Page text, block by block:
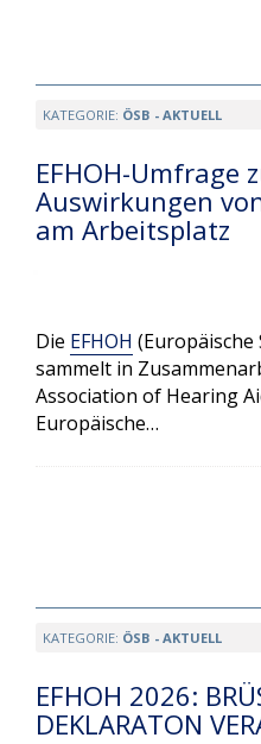
ÖSB-Infofilm
Bestellung
Suche
KATEGORIE: ÖSB - AKTUELL
EFHOH-Umfrage
Auswirkungen
am Arbeitsplatz
Die EFHOH
sammelt in
Association of Hearing
Europäische…
KATEGORIE: ÖSB - AKTUELL
EFHOH 2026:
DEKLARATON